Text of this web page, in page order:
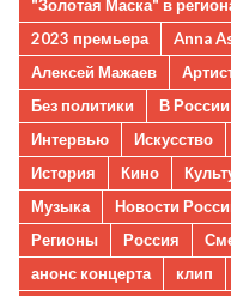
"Золотая Маска" в
2023 премьера
Anna
Алексей Мажаев
Без политики
В России
Интервью
Искусство
История
Кино
Музыка
Новости
Регионы
Россия
анонс концерта
клип